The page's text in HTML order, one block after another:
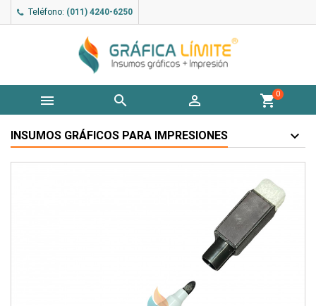
Teléfono: (011) 4240-6250
   shopping_cart0
INSUMOS GRÁFICOS PARA IMPRESIONES